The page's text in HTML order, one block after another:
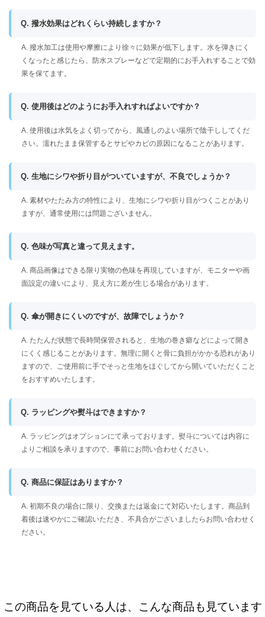
Q. 撥水効果はどれくらい持続しますか？
A. 撥水加工は使用や摩擦により徐々に効果が低下します。水を弾きにく
くなったと感じたら、防水スプレーなどで定期的にお手入れすることで効
果を保てます。
Q. 使用後はどのようにお手入れすればよいですか？
A. 使用後は水気をよく切ってから、風通しのよい場所で陰干ししてくだ
さい。濡れたまま保管するとサビやカビの原因になることがあります。
Q. 生地にシワや折り目がついていますが、不良でしょうか？
A. 素材やたたみ方の特性により、生地にシワや折り目がつくことがあり
ますが、通常使用には問題ございません。
Q. 色味が写真と違って見えます。
A. 商品画像はできる限り実物の色味を再現していますが、モニターや画
面設定の違いにより、見え方に差が生じる場合があります。
Q. 傘が開きにくいのですが、故障でしょうか？
A. たたんだ状態で長時間保管されると、生地の巻き癖などによって開き
にくく感じることがあります。無理に開くと骨に負担がかかる恐れがあり
ますので、ご使用前に手でそっと生地をほぐしてから開いていただくこと
をおすすめいたします。
Q. ラッピングや熨斗はできますか？
A. ラッピングはオプションにて承っております。熨斗については内容に
よりご相談を承りますので、事前にお問い合わせください。
Q. 商品に保証はありますか？
A. 初期不良の場合に限り、交換または返金にて対応いたします。商品到
着後は速やかにご確認いただき、不具合がございましたらお問い合わせく
ださい。
この商品を見ている人は、こんな商品も見ています